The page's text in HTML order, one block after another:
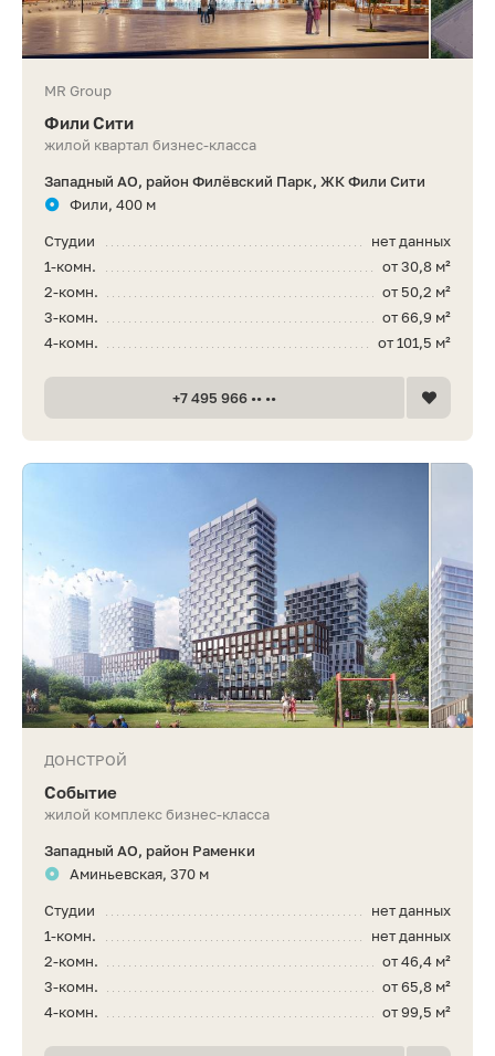
MR Group
Фили Сити
жилой квартал бизнес-класса
Западный АО, район Филёвский Парк, ЖК Фили Сити
Фили, 400 м
нет данных
Студии
от 30,8 м²
1-комн.
от 50,2 м²
2-комн.
от 66,9 м²
3-комн.
от 101,5 м²
4-комн.
+7 495 966 •• ••
ДОНСТРОЙ
Событие
жилой комплекс бизнес-класса
Западный АО, район Раменки
Аминьевская, 370 м
нет данных
Студии
нет данных
1-комн.
от 46,4 м²
2-комн.
от 65,8 м²
3-комн.
от 99,5 м²
4-комн.